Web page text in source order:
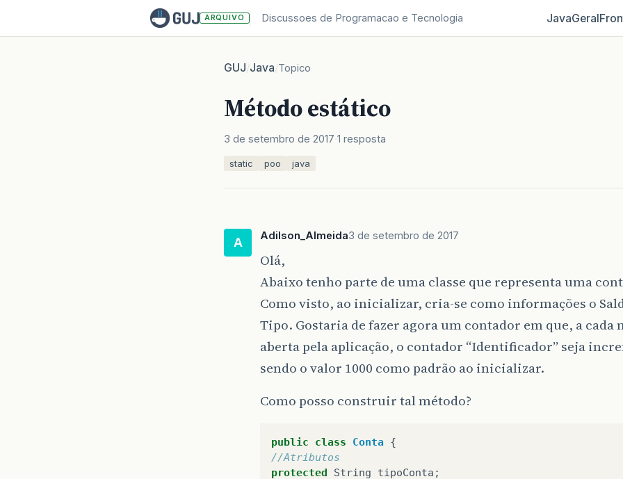
ARQUIVO Discussoes de Programacao e Tecnologia JavaGeral
GUJ/Java/Topico
Método estático
3 de setembro de 2017 1 resposta
static poo java
A Adilson_Almeida3 de setembro de 2017
Olá,
Abaixo tenho parte de uma classe que representa uma
Como visto, ao inicializar, cria-se como informações o
Tipo. Gostaria de fazer agora um contador em que, a cada
aberta pela aplicação, o contador “Identificador” seja
sendo o valor 1000 como padrão ao inicializar.
Como posso construir tal método?
public class Conta {
//Atributos
protected
String tipoConta ;